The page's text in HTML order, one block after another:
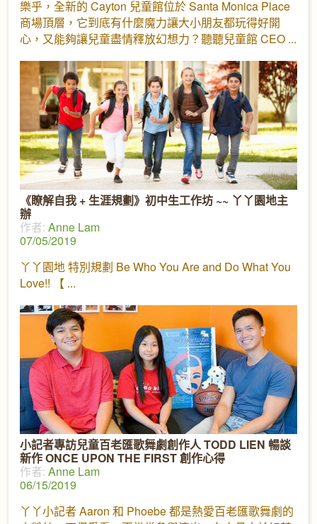
樂乎，全新的 Cayton 兒童館位於 Santa Monica Place
商場頂層，它到底有什麼魔力讓大小朋友都玩得好開
心，又能夠讓兒童盡情釋放幻想力？聽聽兒童館 CEO
《瞭解自我 + 生涯規劃》初中生工作坊 ~~ 丫丫園地主
辦
作者: Anne Lam
07/05/2019
丫丫園地 特別規劃 Be Who You Are and Do What You
Love!! 【
小記者專訪兒童百老匯歌舞劇創作人 TODD LIEN 暢談
新作 ONCE UPON THE FIRST 創作心得
作者: Anne Lam
06/15/2019
丫丫小記者 Aaron 和 Phoebe 都是熱愛百老匯歌舞劇的